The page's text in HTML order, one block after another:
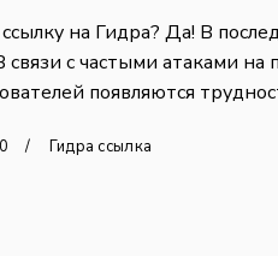
на Гидра? Да! В
связи с частыми атаками
появляются
Гидра ссылка